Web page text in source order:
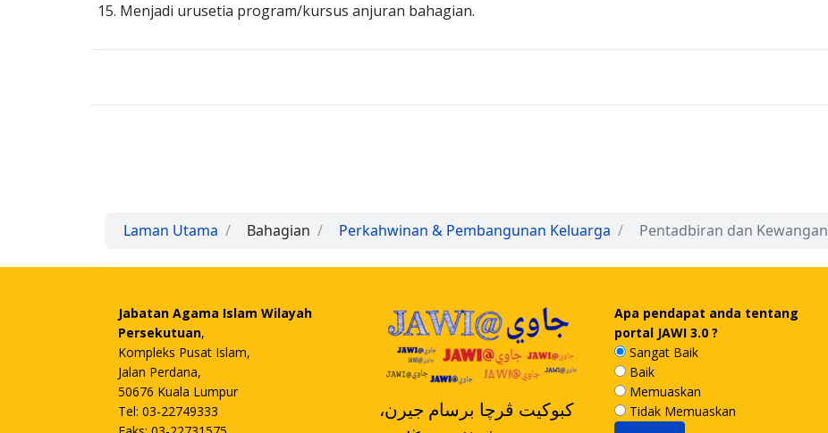
Menjadi urusetia program/kursus anjuran bahagian.
Laman Utama Bahagian Perkahwinan & Pembangunan Keluarga Pentadbiran dan Kewangan
Jabatan Agama Islam Wilayah
Persekutuan,
Kompleks Pusat Islam,
Jalan Perdana,
50676 Kuala Lumpur
Tel: 03-22749333
،کبوکيت ڤرچا برسام جيرن
Apa pendapat anda tentang
portal JAWI 3.0 ?
Sangat Baik
Baik
Memuaskan
Tidak Memuaskan